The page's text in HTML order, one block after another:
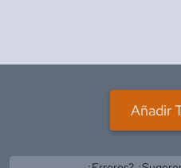
Añadir